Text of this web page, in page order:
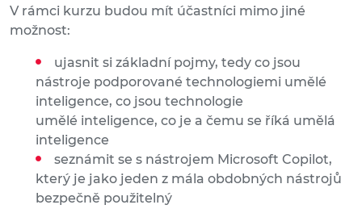
V rámci kurzu budou mít účastníci mimo jiné
možnost:
ujasnit si základní pojmy, tedy co jsou
nástroje podporované technologiemi umělé
inteligence, co jsou technologie
umělé inteligence, co je a čemu se říká umělá
inteligence
seznámit se s nástrojem Microsoft Copilot,
který je jako jeden z mála obdobných nástrojů
bezpečně použitelný